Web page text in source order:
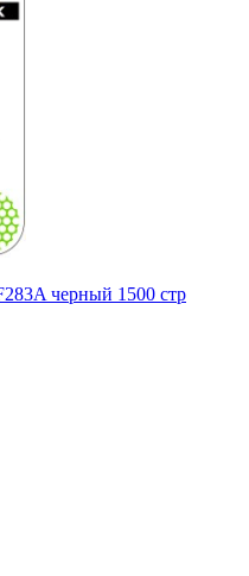
черный 1500 стр